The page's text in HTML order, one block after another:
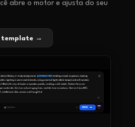
abre o motor e ajusta do seu
template →